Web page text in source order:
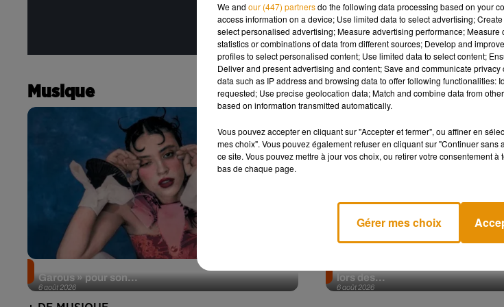
Afficher l'élément
Musique
6 août 2026
Pomme emprunte le décor de l’émission « Loups
Garous » pour son...
6 août 2026
lors des...
We and our (447) partnersdo the following data processing based on your
access information on a device; Use limited data to select advertising;
select personalised advertising; Measure advertising performance;
statistics or combinations of data from different sources; Develop and
profiles to select personalised content; Use limited data to select content;
Deliver and present advertising and content; Save and communicate
data such as IP address and browsing data to offer following functionalities:
requested; Use precise geolocation data; Match and combine data from
based on information transmitted automatically.
Vous pouvez accepter en cliquant sur "Accepter et fermer", ou affiner en
mes choix". Vous pouvez également refuser en cliquant sur "Continuer
ce site. Vous pouvez mettre à jour vos choix, ou retirer votre consentement
bas de chaque page.
Gérer mes choix